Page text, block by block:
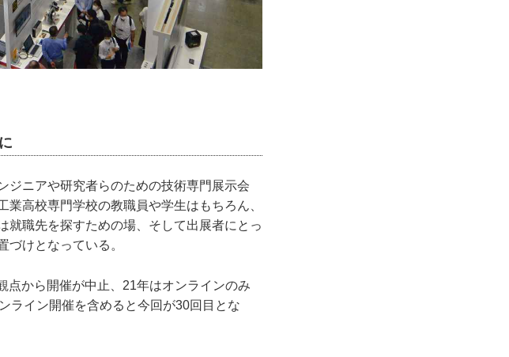
ジニアや研究者らのための技術専門展示会
高校専門学校の教職員や学生はもちろん、
就職先を探すための場、そして出展者にとっ
づけとなっている。
点から開催が中止、21年はオンラインのみ
ライン開催を含めると今回が30回目とな